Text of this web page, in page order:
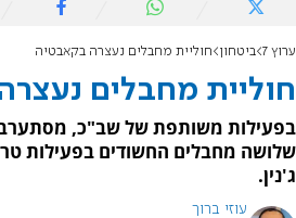
ערוץ 7 ביטחון חוליית מחבלים נעצרה בקאבטיה
חוליית מחבלים
בפעילות משותפת של שב"כ,
שלושה מחבלים החשודים בפעילות
ג'נין.
עוזי ברוך